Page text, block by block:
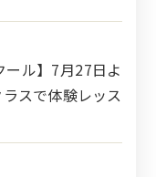
ール】7月27日よ
スで体験レッス